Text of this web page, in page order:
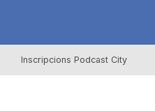
Inscripcions Podcast City